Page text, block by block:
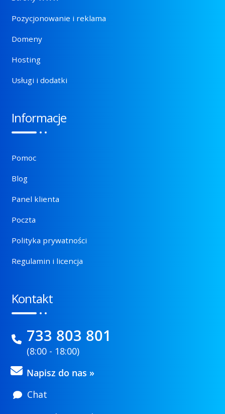
Pozycjonowanie i reklama
Domeny
Hosting
Usługi i dodatki
Informacje
Pomoc
Blog
Panel klienta
Poczta
Polityka prywatności
Regulamin i licencja
Kontakt
733 803 801
(8:00 - 18:00)
Napisz do nas »
Chat